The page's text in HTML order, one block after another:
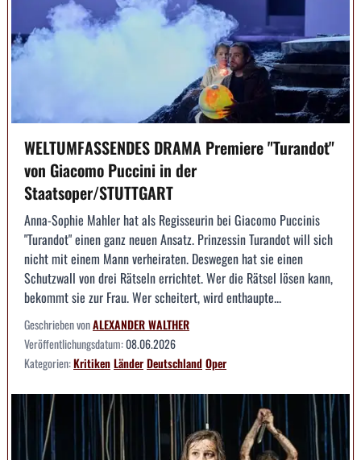
WELTUMFASSENDES DRAMA Premiere "Turandot"
von Giacomo Puccini in der
Staatsoper/STUTTGART
Anna-Sophie Mahler hat als Regisseurin bei Giacomo Puccinis
"Turandot" einen ganz neuen Ansatz. Prinzessin Turandot will sich
nicht mit einem Mann verheiraten. Deswegen hat sie einen
Schutzwall von drei Rätseln errichtet. Wer die Rätsel lösen kann,
bekommt sie zur Frau. Wer scheitert, wird enthaupte...
Geschrieben vonALEXANDER WALTHER
Veröffentlichungsdatum:08.06.2026
Kategorien:KritikenLänderDeutschlandOper